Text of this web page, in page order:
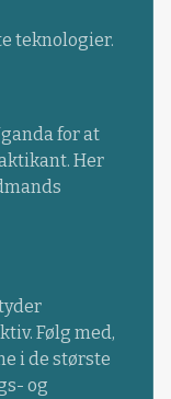
teknologier.
for at
Her
Følg med,
i de største
og